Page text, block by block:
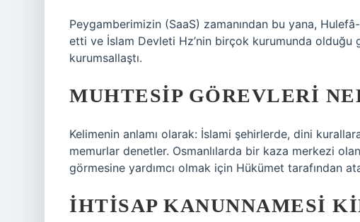
Peygamberimizin (SaaS) zamanından bu yana,
etti ve İslam Devleti Hz’nin birçok kurumunda olduğu
kurumsallaştı.
MUHTESIP GÖREVLERI
Kelimenin anlamı olarak: İslami şehirlerde, dini
memurlar denetler. Osmanlılarda bir kaza merkezi
görmesine yardımcı olmak için Hükümet tarafından
İHTISAP KANUNNAMESI